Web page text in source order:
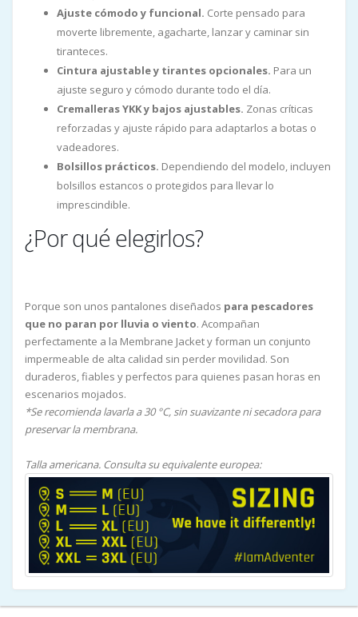
Ajuste cómodo y funcional. Corte pensado para
moverte libremente, agacharte, lanzar y caminar sin
tiranteces.
Cintura ajustable y tirantes opcionales. Para un
ajuste seguro y cómodo durante todo el día.
Cremalleras YKK y bajos ajustables. Zonas críticas
reforzadas y ajuste rápido para adaptarlos a botas o
vadeadores.
Bolsillos prácticos. Dependiendo del modelo, incluyen
bolsillos estancos o protegidos para llevar lo
imprescindible.
¿Por qué elegirlos?
Porque son unos pantalones diseñados para pescadores
que no paran por lluvia o viento. Acompañan
perfectamente a la Membrane Jacket y forman un conjunto
impermeable de alta calidad sin perder movilidad. Son
duraderos, fiables y perfectos para quienes pasan horas en
escenarios mojados.
*Se recomienda lavarla a 30 °C, sin suavizante ni secadora para
preservar la membrana.
Talla americana. Consulta su equivalente europea: